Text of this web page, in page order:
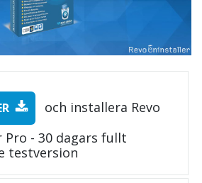
och installera Revo
Pro - 30 dagars fullt
testversion